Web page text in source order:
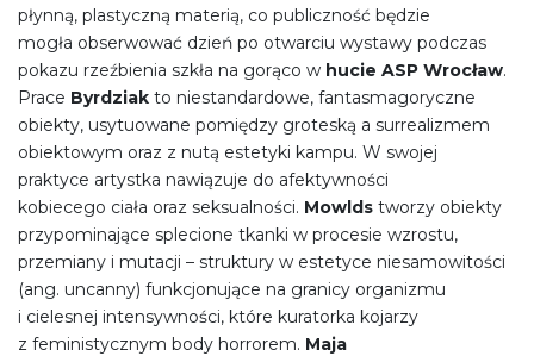
płynną, plastyczną materią, co publiczność będzie
mogła obserwować dzień po otwarciu wystawy podczas
pokazu rzeźbienia szkła na gorąco w hucie ASP Wrocław.
Prace Byrdziak to niestandardowe, fantasmagoryczne
obiekty, usytuowane pomiędzy groteską a surrealizmem
obiektowym oraz z nutą estetyki kampu. W swojej
praktyce artystka nawiązuje do afektywności
kobiecego ciała oraz seksualności. Mowlds tworzy obiekty
przypominające splecione tkanki w procesie wzrostu,
przemiany i mutacji – struktury w estetyce niesamowitości
(ang. uncanny) funkcjonujące na granicy organizmu
i cielesnej intensywności, które kuratorka kojarzy
z feministycznym body horrorem. Maja